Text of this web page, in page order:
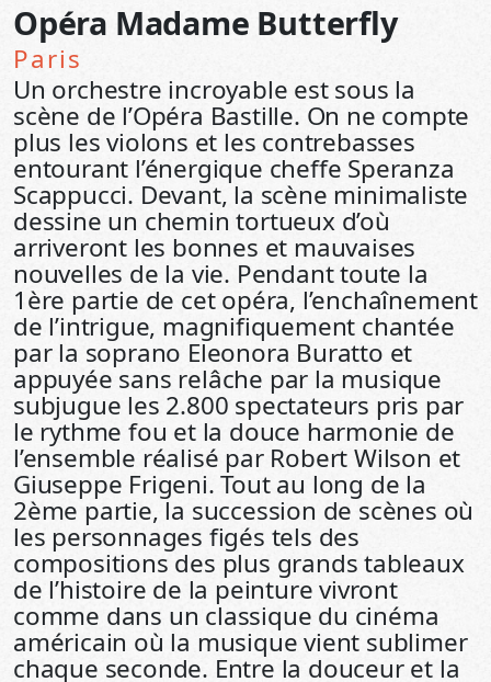
Opéra Madame Butterfly
Paris
Un orchestre incroyable est sous la
scène de l’Opéra Bastille. On ne compte
plus les violons et les contrebasses
entourant l’énergique cheffe Speranza
Scappucci. Devant, la scène minimaliste
dessine un chemin tortueux d’où
arriveront les bonnes et mauvaises
nouvelles de la vie. Pendant toute la
1ère partie de cet opéra, l’enchaînement
de l’intrigue, magnifiquement chantée
par la soprano Eleonora Buratto et
appuyée sans relâche par la musique
subjugue les 2.800 spectateurs pris par
le rythme fou et la douce harmonie de
l’ensemble réalisé par Robert Wilson et
Giuseppe Frigeni. Tout au long de la
2ème partie, la succession de scènes où
les personnages figés tels des
compositions des plus grands tableaux
de l’histoire de la peinture vivront
comme dans un classique du cinéma
américain où la musique vient sublimer
chaque seconde. Entre la douceur et la